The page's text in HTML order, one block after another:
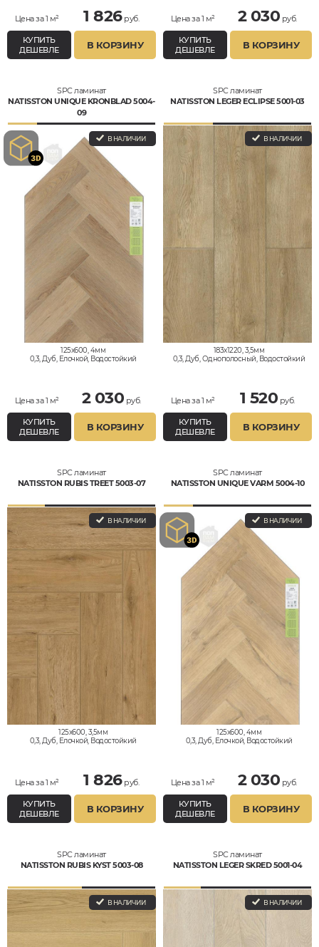
Цена за 1 м² 1 826руб.
КУПИТЬ
ДЕШЕВЛЕ
В КОРЗИНУ
Цена за 1 м² 2 030 руб.
КУПИТЬ
ДЕШЕВЛЕ
В КОРЗИНУ
SPC ламинат
NATISSTON UNIQUE KRONBLAD 5004-
09
В НАЛИЧИИ
125x600, 4мм
0,3, Дуб, Елочкой, Водостойкий
Цена за 1 м² 2 030 руб.
КУПИТЬ
ДЕШЕВЛЕ
В КОРЗИНУ
SPC ламинат
NATISSTON LEGER ECLIPSE 5001-03
В НАЛИЧИИ
183x1220, 3,5мм
0,3, Дуб, Однополосный, Водостойкий
Цена за 1 м² 1 520 руб.
КУПИТЬ
ДЕШЕВЛЕ
В КОРЗИНУ
SPC ламинат
NATISSTON RUBIS TREET 5003-07
В НАЛИЧИИ
125x600, 3,5мм
0,3, Дуб, Елочкой, Водостойкий
Цена за 1 м² 1 826руб.
КУПИТЬ
ДЕШЕВЛЕ
В КОРЗИНУ
SPC ламинат
NATISSTON UNIQUE VARM 5004-10
В НАЛИЧИИ
125x600, 4мм
0,3, Дуб, Елочкой, Водостойкий
Цена за 1 м² 2 030 руб.
КУПИТЬ
ДЕШЕВЛЕ
В КОРЗИНУ
SPC ламинат
NATISSTON RUBIS KYST 5003-08
В НАЛИЧИИ
SPC ламинат
NATISSTON LEGER SKRED 5001-04
В НАЛИЧИИ